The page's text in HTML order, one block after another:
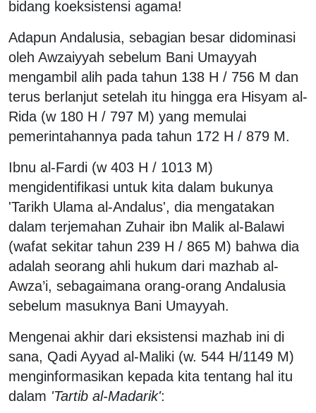
bidang koeksistensi agama!
Adapun Andalusia, sebagian besar didominasi
oleh Awzaiyyah sebelum Bani Umayyah
mengambil alih pada tahun 138 H / 756 M dan
terus berlanjut setelah itu hingga era Hisyam al-
Rida (w 180 H / 797 M) yang memulai
pemerintahannya pada tahun 172 H / 879 M.
Ibnu al-Fardi (w 403 H / 1013 M)
mengidentifikasi untuk kita dalam bukunya
'Tarikh Ulama al-Andalus', dia mengatakan
dalam terjemahan Zuhair ibn Malik al-Balawi
(wafat sekitar tahun 239 H / 865 M) bahwa dia
adalah seorang ahli hukum dari mazhab al-
Awza’i, sebagaimana orang-orang Andalusia
sebelum masuknya Bani Umayyah.
Mengenai akhir dari eksistensi mazhab ini di
sana, Qadi Ayyad al-Maliki (w. 544 H/1149 M)
menginformasikan kepada kita tentang hal itu
dalam 'Tartib al-Madarik':